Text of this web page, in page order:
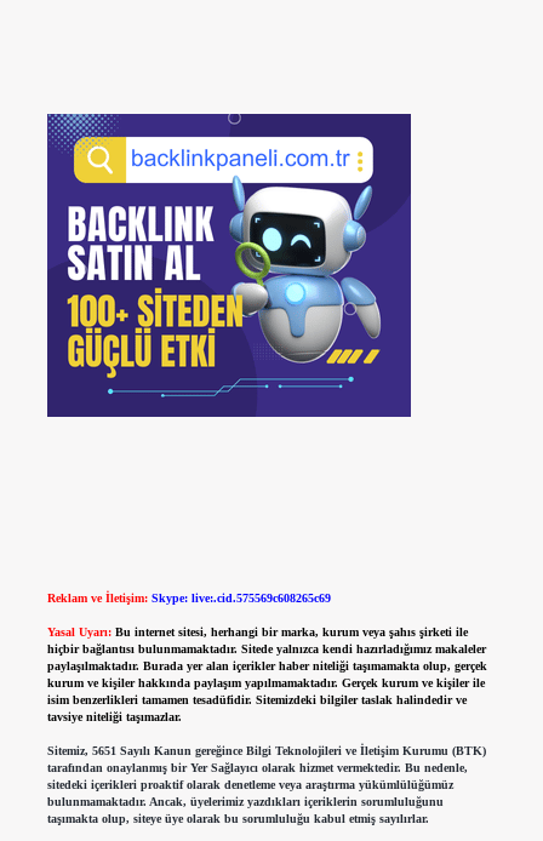
Reklam ve İletişim: Skype: live:.cid.575569c608265c69
Yasal Uyarı: Bu internet sitesi, herhangi bir marka, kurum veya şahıs şirketi ile
hiçbir bağlantısı bulunmamaktadır. Sitede yalnızca kendi hazırladığımız makaleler
paylaşılmaktadır. Burada yer alan içerikler haber niteliği taşımamakta olup, gerçek
kurum ve kişiler hakkında paylaşım yapılmamaktadır. Gerçek kurum ve kişiler ile
isim benzerlikleri tamamen tesadüfidir. Sitemizdeki bilgiler taslak halindedir ve
tavsiye niteliği taşımazlar.
Sitemiz, 5651 Sayılı Kanun gereğince Bilgi Teknolojileri ve İletişim Kurumu (BTK)
tarafından onaylanmış bir Yer Sağlayıcı olarak hizmet vermektedir. Bu nedenle,
sitedeki içerikleri proaktif olarak denetleme veya araştırma yükümlülüğümüz
bulunmamaktadır. Ancak, üyelerimiz yazdıkları içeriklerin sorumluluğunu
taşımakta olup, siteye üye olarak bu sorumluluğu kabul etmiş sayılırlar.